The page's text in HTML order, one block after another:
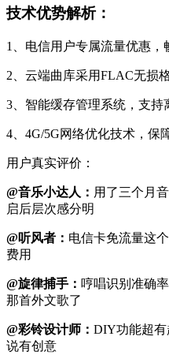
技术优势解析：
1、电信用户专属流量优惠，
2、云端曲库采用FLAC无损
3、智能缓存管理系统，支持
4、4G/5G网络优化技术，保
用户真实评价：
@音乐小达人： 用了三个月
启后层次感分明
@听风者： 电信卡免流量这
费用
@旋律捕手： 哼唱识别准确
那首外文歌了
@彩铃设计师： DIY功能超
说有创意